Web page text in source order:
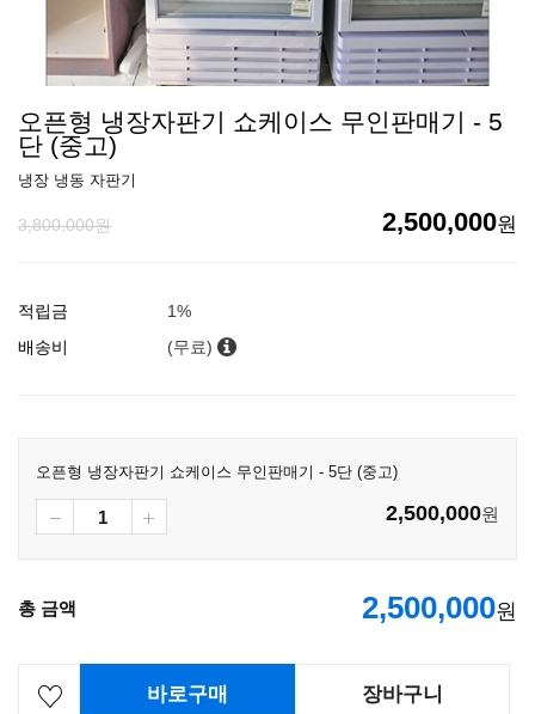
오픈형 냉장자판기 쇼케이스 무인판매기 - 5
단 (중고)
냉장 냉동 자판기
3,800,000원 2,500,000원
적립금
1%
배송비
(무료)
오픈형 냉장자판기 쇼케이스 무인판매기 - 5단 (중고)
2,500,000원
총 금액 2,500,000원
바로구매 장바구니